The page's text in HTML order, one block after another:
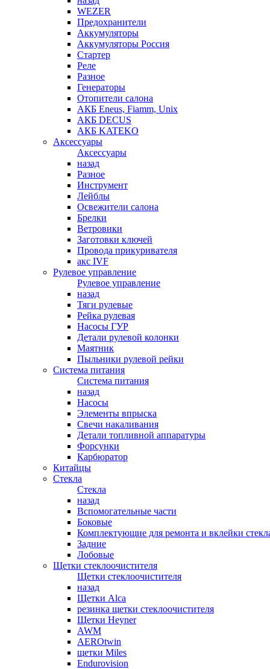
WEZER
Предохранители
Аккумуляторы
Аккумуляторы Россия
Стартер
Реле
Разное
Генераторы
Отопители салона
АКБ Eneus, Fiamm, Unix
АКБ DECUS
АКБ KATEKO
Аксессуары
Аксессуары
назад
Разное
Инструмент
Лейблы
Освежители салона
Брелки
Ветровики
Заготовки ключей
Провода прикуривателя
акс IVF
Рулевое управление
Рулевое управление
назад
Тяги рулевые
Рейка рулевая
Насосы ГУР
Детали рулевой колонки
Маятник
Пыльники рулевой рейки
Система питания
Система питания
назад
Насосы
Элементы впрыска
Свечи накаливания
Детали топливной аппаратуры
Форсунки
Карбюратор
Китайцы
Стекла
Стекла
назад
Вспомогательные части
Боковые
Комплектующие для ремонта и вклейки
Задние
Лобовые
Щетки стеклоочистителя
Щетки стеклоочистителя
назад
Щетки Alca
резинка щетки стеклоочистителя
Щетки Heyner
AWM
AEROtwin
щетки Miles
Endurovision